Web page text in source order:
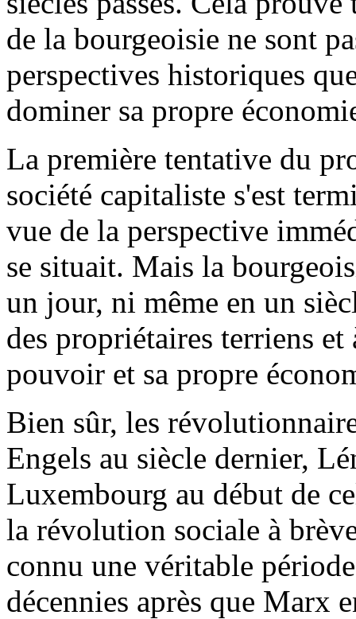
de la bourgeoisie ne sont
perspectives historiques
dominer sa propre
La première tentative du
société capitaliste s'est
vue de la perspective
se situait. Mais la
un jour, ni même en un
des propriétaires terriens
pouvoir et sa propre
Bien sûr, les
Engels au siècle dernier,
Luxembourg au début de
la révolution sociale à
connu une véritable
décennies après que Marx